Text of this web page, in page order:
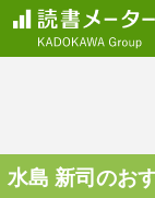
水島 新司のお